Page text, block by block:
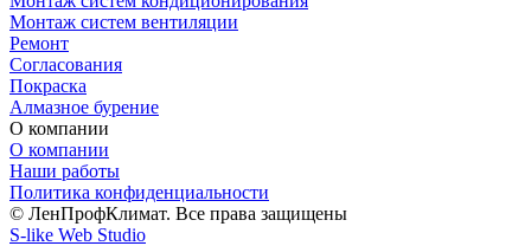
Монтаж систем вентиляции
Ремонт
Согласования
Покраска
Алмазное бурение
О компании
О компании
Наши работы
Политика конфиденциальности
© ЛенПрофКлимат. Все права защищены
S-like Web Studio